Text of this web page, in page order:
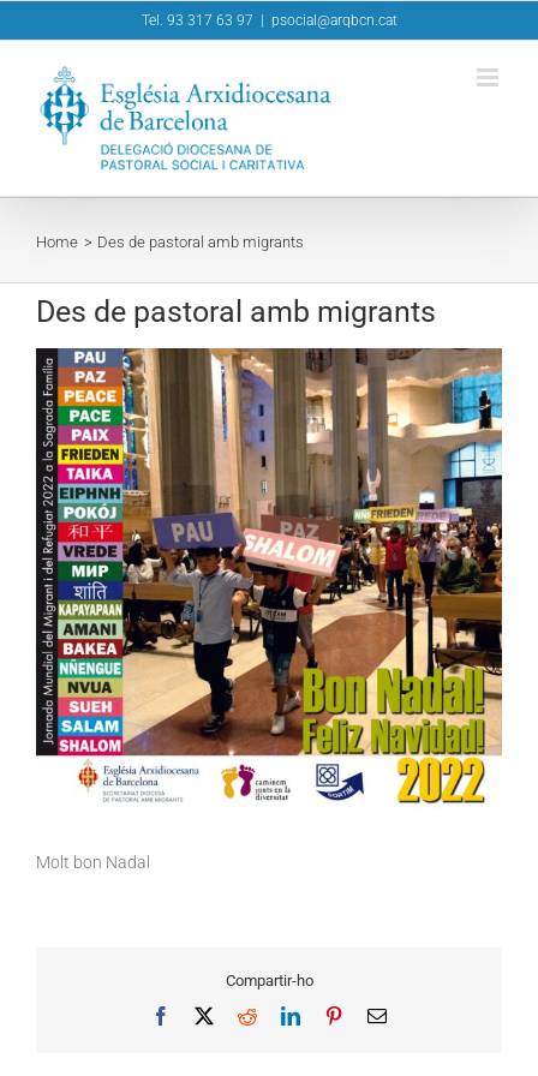
to
Tel. 93 317 63 97 psocial@arqbcn.cat
Home Des de pastoral amb migrants
Des de pastoral amb migrants
View
Larger
Image
Molt bon Nadal
Compartir-ho
Facebook RedditLinkedInPinterestEmail